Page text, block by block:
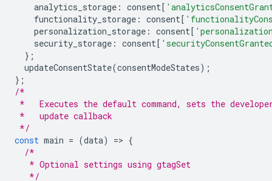
analytics_storage : consent[
functionality_storage : consent[
personalization_storage : consent[
security_storage : consent[
};
updateConsentState(consentModeStates);
};
/*
*   Executes the default command, sets the
*   update callback
*/
const main = (data) => {
/*
* Optional settings using gtagSet
*/